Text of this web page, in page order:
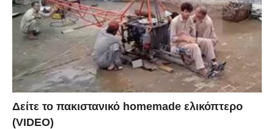
Δείτε το πακιστανικό homemade ελικόπτερο
(VIDEO)